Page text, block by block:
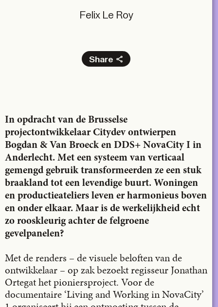
Felix Le Roy
Share
Email
In opdracht van de Brusselse
projectontwikkelaar Citydev ontwierpen
Bogdan & Van Broeck en DDS+ NovaCity I in
Anderlecht. Met een systeem van verticaal
gemengd gebruik transformeerden ze een stuk
braakland tot een levendige buurt. Woningen
en productieateliers leven er harmonieus boven
en onder elkaar. Maar is de werkelijkheid echt
zo rooskleurig achter de felgroene
gevelpanelen?
Met de renders – de visuele beloften van de
ontwikkelaar – op zak bezoekt regisseur Jonathan
Ortegat het pioniersproject. Voor de
documentaire ‘Living and Working in NovaCity’